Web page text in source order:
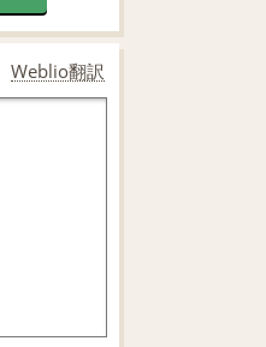
Weblio翻訳